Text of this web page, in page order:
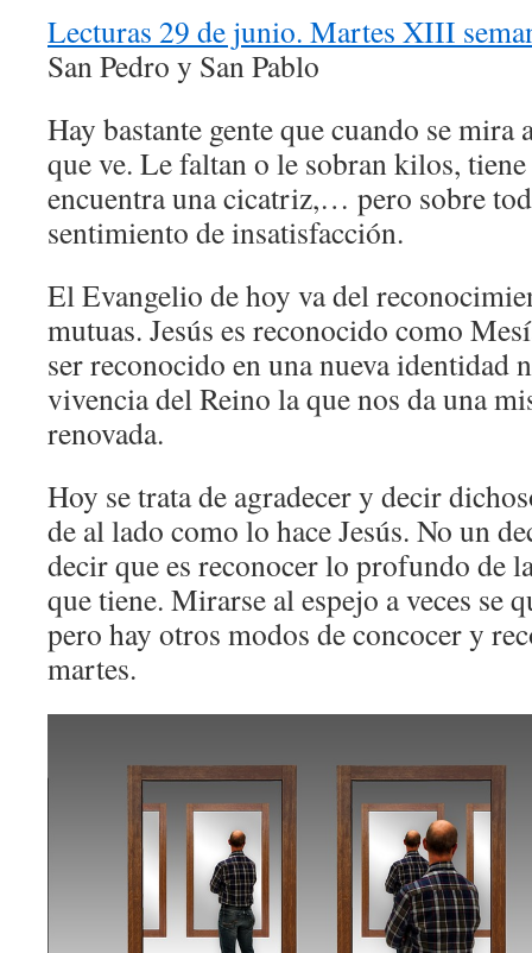
Lecturas 29 de junio. Martes XIII
San Pedro y San Pablo
Hay bastante gente que cuando se mira
que ve. Le faltan o le sobran kilos,
encuentra una cicatriz,… pero sobre
sentimiento de insatisfacción.
El Evangelio de hoy va del
mutuas. Jesús es reconocido como
ser reconocido en una nueva identidad
vivencia del Reino la que nos da una
renovada.
Hoy se trata de agradecer y decir
de al lado como lo hace Jesús. No un
decir que es reconocer lo profundo de
que tiene. Mirarse al espejo a veces se
pero hay otros modos de concocer y
martes.